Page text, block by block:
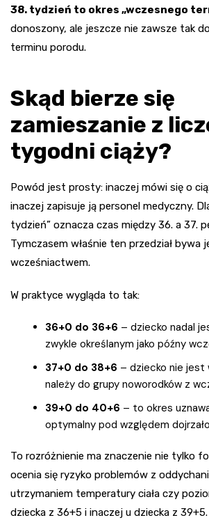
38. tydzień to okres „wczesnego
donoszony, ale jeszcze nie zawsze tak
terminu porodu.
Skąd bierze się
zamieszanie z
tygodni ciąży?
Powód jest prosty: inaczej mówi się o
inaczej zapisuje ją personel medyczny.
tydzień” oznacza czas między 36. a 37.
Tymczasem właśnie ten przedział bywa
wcześniactwem.
W praktyce wygląda to tak:
36+0 do 36+6 – dziecko nadal
zwykle określanym jako późny
37+0 do 38+6 – dziecko nie jest
należy do grupy noworodków z
39+0 do 40+6 – to okres
optymalny pod względem
To rozróżnienie ma znaczenie nie tylko
ocenia się ryzyko problemów z
utrzymaniem temperatury ciała czy
dziecka z 36+5 i inaczej u dziecka z 39+5.